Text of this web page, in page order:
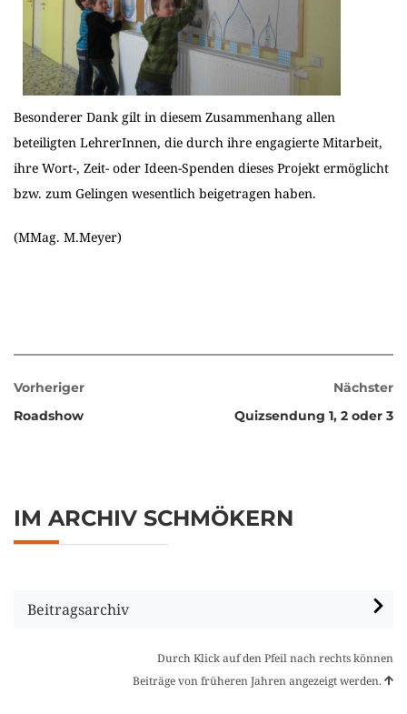
Besonderer Dank gilt in diesem Zusammenhang allen
beteiligten LehrerInnen, die durch ihre engagierte Mitarbeit,
ihre Wort-, Zeit- oder Ideen-Spenden dieses Projekt ermöglicht
bzw. zum Gelingen wesentlich beigetragen haben.
(MMag. M.Meyer)
Vorheriger
Roadshow
Nächster
Quizsendung 1, 2 oder 3
IM ARCHIV SCHMÖKERN
Beitragsarchiv
Durch Klick auf den Pfeil nach rechts können
Beiträge von früheren Jahren angezeigt werden.